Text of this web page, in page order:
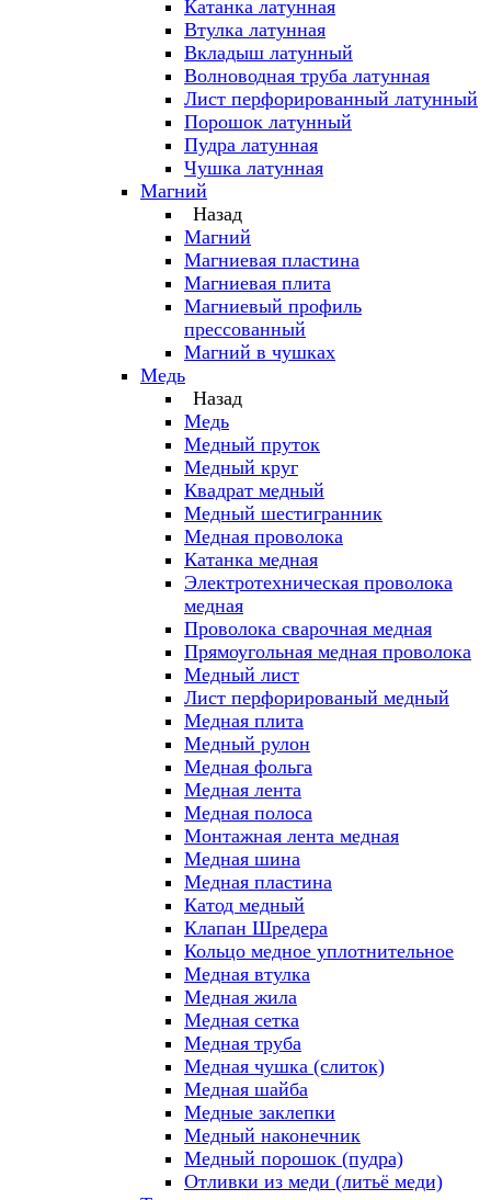
Катанка латунная
Втулка латунная
Вкладыш латунный
Волноводная труба латунная
Лист перфорированный латунный
Порошок латунный
Пудра латунная
Чушка латунная
Магний
Назад
Магний
Магниевая пластина
Магниевая плита
Магниевый профиль
прессованный
Магний в чушках
Медь
Назад
Медь
Медный пруток
Медный круг
Квадрат медный
Медный шестигранник
Медная проволока
Катанка медная
Электротехническая проволока
медная
Проволока сварочная медная
Прямоугольная медная проволока
Медный лист
Лист перфорированый медный
Медная плита
Медный рулон
Медная фольга
Медная лента
Медная полоса
Монтажная лента медная
Медная шина
Медная пластина
Катод медный
Клапан Шредера
Кольцо медное уплотнительное
Медная втулка
Медная жила
Медная сетка
Медная труба
Медная чушка (слиток)
Медная шайба
Медные заклепки
Медный наконечник
Медный порошок (пудра)
Отливки из меди (литьё меди)